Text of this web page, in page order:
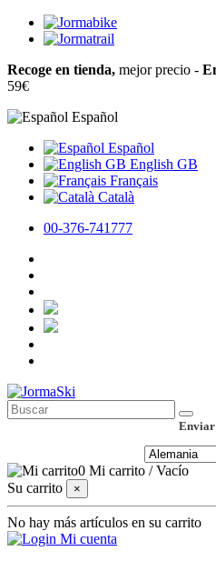
Recoge en tienda, mejor precio -
59€
Español
Español
English GB
Français
Català
00-376-741777
Enviar
0 Mi carrito /Vacío
Su carrito
×
No hay más artículos en su carrito
Mi cuenta